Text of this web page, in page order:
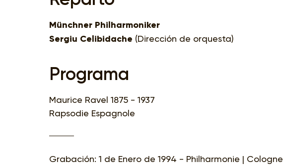
Münchner Philharmoniker
Sergiu Celibidache (Dirección de orquesta)
Programa
Maurice Ravel 1875 - 1937
Rapsodie Espagnole
Grabación: 1 de Enero de 1994 - Philharmonie | Cologne